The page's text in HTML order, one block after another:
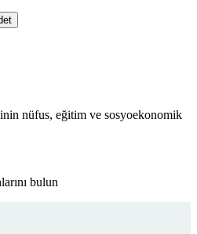
nüfus, eğitim ve sosyoekonomik
bulun